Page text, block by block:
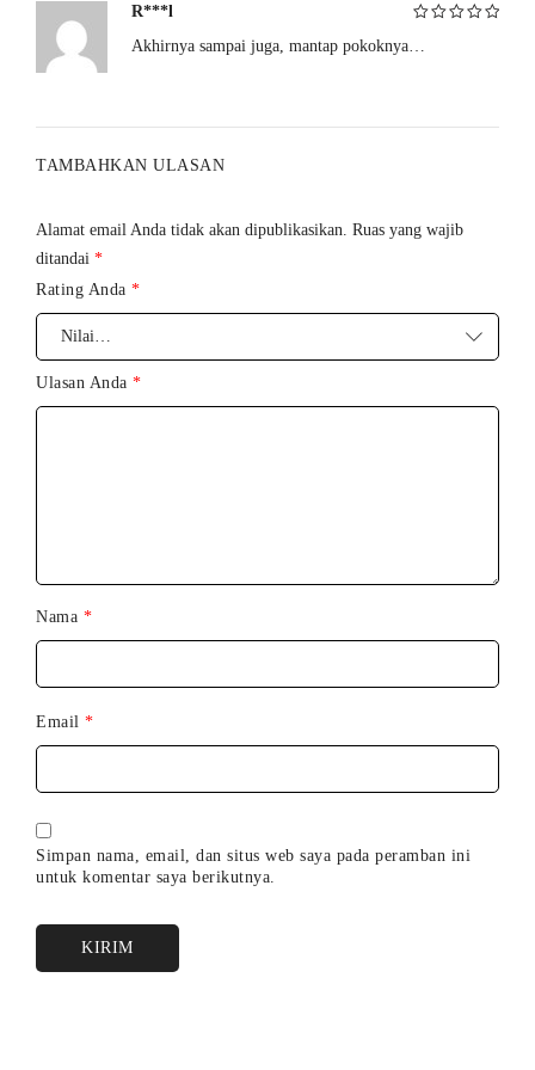
Beberapa Fitur
Kontrol Jarak Jauh
Pola Getaran Tak Terbatas
Suara Diaktifkan
R***l
Akhirnya sampai juga, mantap pokoknya…
TAMBAHKAN ULASAN
Alamat email Anda tidak akan dipublikasikan. Ruas yang wajib
ditandai *
Rating Anda *
Ulasan Anda *
Nama *
Email *
Simpan nama, email, dan situs web saya pada peramban ini
untuk komentar saya berikutnya.